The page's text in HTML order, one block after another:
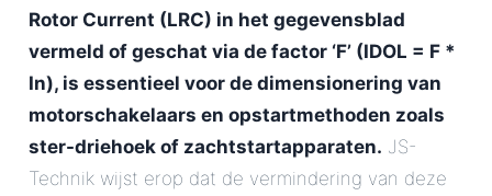
Rotor Current (LRC) in het gegevensblad
vermeld of geschat via de factor ‘F’ (IDOL = F *
In), is essentieel voor de dimensionering van
motorschakelaars en opstartmethoden zoals
ster-driehoek of zachtstartapparaten. JS-
Technik wijst erop dat de vermindering van deze